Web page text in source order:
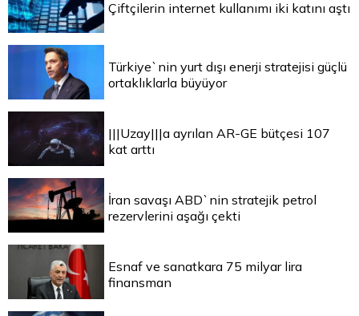
Çiftçilerin internet kullanımı iki katını aştı
Türkiye`nin yurt dışı enerji stratejisi güçlü
ortaklıklarla büyüyor
|||Uzay|||a ayrılan AR-GE bütçesi 107
kat arttı
İran savaşı ABD`nin stratejik petrol
rezervlerini aşağı çekti
Esnaf ve sanatkara 75 milyar lira
finansman